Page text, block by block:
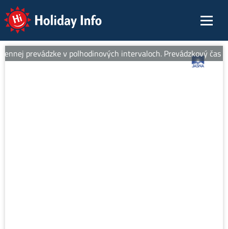
Holiday Info
prevádzke v polhodinových intervaloch. Prevádzkový čas